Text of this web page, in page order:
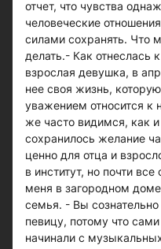
отчет, что чувства
человеческие
силами сохранять. Что
делать.- Как отнеслась
взрослая девушка, в
нее своя жизнь,
уважением относится
же часто видимся, как
сохранилось желание
ценно для отца и
в институт, но почти
меня в загородном
семья. - Вы
певицу, потому что
начинали с